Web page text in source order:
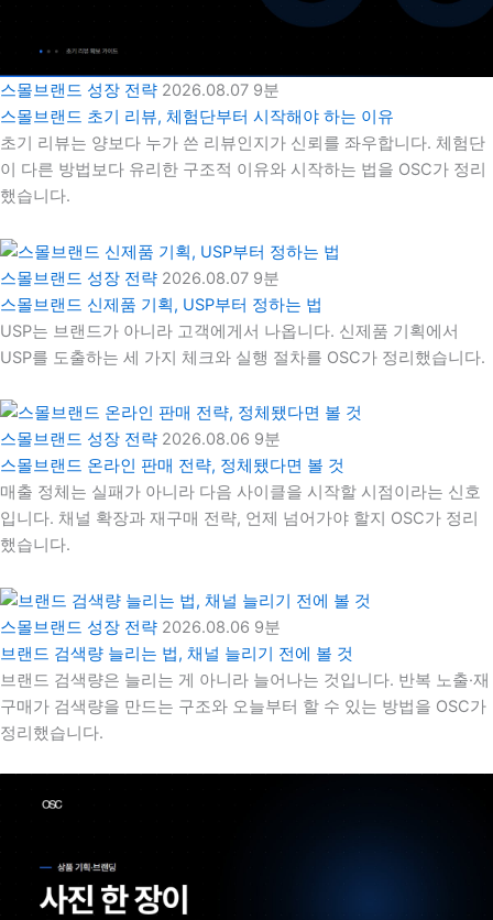
스몰브랜드 성장 전략 2026.08.07 9분
스몰브랜드 초기 리뷰, 체험단부터 시작해야 하는 이유
초기 리뷰는 양보다 누가 쓴 리뷰인지가 신뢰를 좌우합니다. 체험단
이 다른 방법보다 유리한 구조적 이유와 시작하는 법을 OSC가 정리
했습니다.
스몰브랜드 성장 전략 2026.08.07 9분
스몰브랜드 신제품 기획, USP부터 정하는 법
USP는 브랜드가 아니라 고객에게서 나옵니다. 신제품 기획에서
USP를 도출하는 세 가지 체크와 실행 절차를 OSC가 정리했습니다.
스몰브랜드 성장 전략 2026.08.06 9분
스몰브랜드 온라인 판매 전략, 정체됐다면 볼 것
매출 정체는 실패가 아니라 다음 사이클을 시작할 시점이라는 신호
입니다. 채널 확장과 재구매 전략, 언제 넘어가야 할지 OSC가 정리
했습니다.
스몰브랜드 성장 전략 2026.08.06 9분
브랜드 검색량 늘리는 법, 채널 늘리기 전에 볼 것
브랜드 검색량은 늘리는 게 아니라 늘어나는 것입니다. 반복 노출·재
구매가 검색량을 만드는 구조와 오늘부터 할 수 있는 방법을 OSC가
정리했습니다.